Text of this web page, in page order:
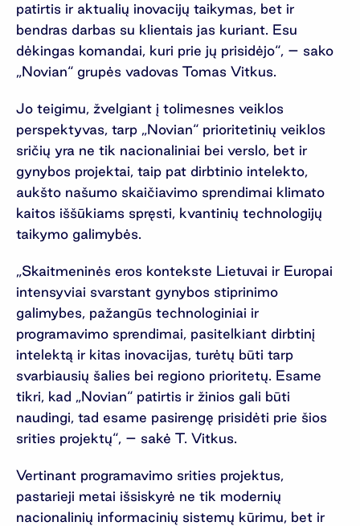
patirtis ir aktualių inovacijų taikymas, bet ir
bendras darbas su klientais jas kuriant. Esu
dėkingas komandai, kuri prie jų prisidėjo“, – sako
„Novian“ grupės vadovas Tomas Vitkus.
Jo teigimu, žvelgiant į tolimesnes veiklos
perspektyvas, tarp „Novian“ prioritetinių veiklos
sričių yra ne tik nacionaliniai bei verslo, bet ir
gynybos projektai, taip pat dirbtinio intelekto,
aukšto našumo skaičiavimo sprendimai klimato
kaitos iššūkiams spręsti, kvantinių technologijų
taikymo galimybės.
„Skaitmeninės eros kontekste Lietuvai ir Europai
intensyviai svarstant gynybos stiprinimo
galimybes, pažangūs technologiniai ir
programavimo sprendimai, pasitelkiant dirbtinį
intelektą ir kitas inovacijas, turėtų būti tarp
svarbiausių šalies bei regiono prioritetų. Esame
tikri, kad „Novian“ patirtis ir žinios gali būti
naudingi, tad esame pasirengę prisidėti prie šios
srities projektų“, – sakė T. Vitkus.
Vertinant programavimo srities projektus,
pastarieji metai išsiskyrė ne tik modernių
nacionalinių informacinių sistemų kūrimu, bet ir